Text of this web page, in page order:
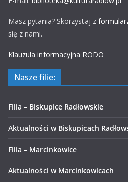
Masz pytania? Skorzystaj z
się z nami.
Klauzula informacyjna RODO
Nasze filie:
Filia – Biskupice Radłowskie
Aktualności w Biskupicach
Filia – Marcinkowice
Aktualności w Marcinkowicach